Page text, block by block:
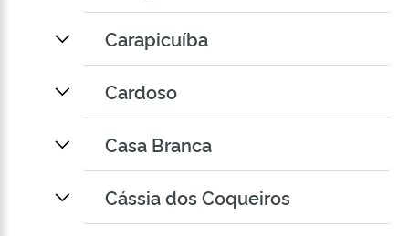
Carapicuíba
Cardoso
Casa Branca
Cássia dos Coqueiros